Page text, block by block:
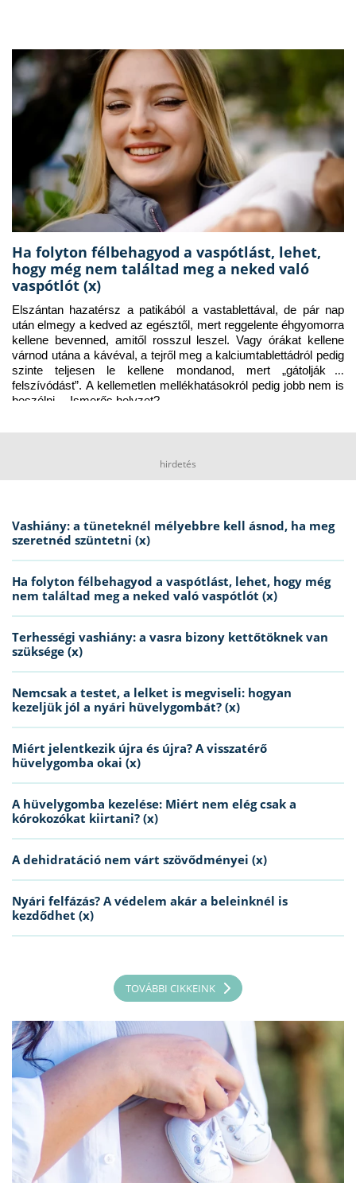
Ha folyton félbehagyod a vaspótlást, lehet,
hogy még nem találtad meg a neked való
vaspótlót (x)
Elszántan hazatérsz a patikából a vastablettával, de pár nap
után elmegy a kedved az egésztől, mert reggelente éhgyomorra
kellene bevenned, amitől rosszul leszel. Vagy órákat kellene
várnod utána a kávéval, a tejről meg a kalciumtablettádról pedig
szinte teljesen le kellene mondanod, mert „gátolják a
felszívódást”. A kellemetlen mellékhatásokról pedig jobb nem is
beszélni… Ismerős helyzet?
hirdetés
Vashiány: a tüneteknél mélyebbre kell ásnod, ha meg
szeretnéd szüntetni (x)
Ha folyton félbehagyod a vaspótlást, lehet, hogy még
nem találtad meg a neked való vaspótlót (x)
Terhességi vashiány: a vasra bizony kettőtöknek van
szüksége (x)
Nemcsak a testet, a lelket is megviseli: hogyan
kezeljük jól a nyári hüvelygombát? (x)
Miért jelentkezik újra és újra? A visszatérő
hüvelygomba okai (x)
A hüvelygomba kezelése: Miért nem elég csak a
kórokozókat kiirtani? (x)
A dehidratáció nem várt szövődményei (x)
Nyári felfázás? A védelem akár a beleinknél is
kezdődhet (x)
TOVÁBBI CIKKEINK